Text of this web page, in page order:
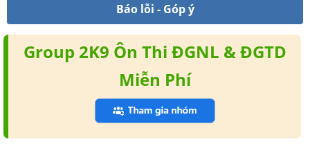
Báo lỗi - Góp ý
Group 2K9 Ôn Thi ĐGNL & ĐGTD
Miễn Phí